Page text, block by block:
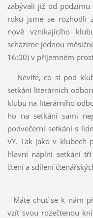
zabývali již od
roku jsme se rozhodli
nově vznikajícího
scházíme jednou
16:00) v příjemném
Nevíte, co si pod
setkání literárních
klubu na literárního
ho na setkání sami
podvečerní setkání s
VY. Tak jako v
hlavní náplní setkání
čtení a sdílení
Máte chuť se k nám
vzít svou rozečtenou